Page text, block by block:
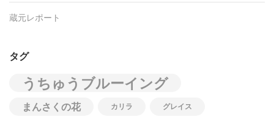
蔵元レポート
タグ
うちゅうブルーイング
まんさくの花 カリラ グレイス